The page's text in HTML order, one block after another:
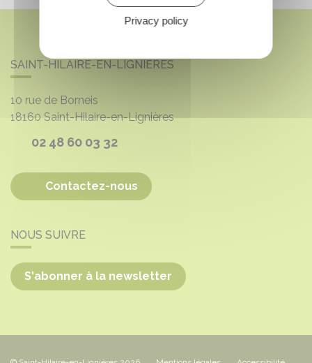
SAINT-HILAIRE-EN-LIGNIÈRES
10 rue de Borneis
18160 Saint-Hilaire-en-Lignières
02 48 60 03 32
Contactez-nous
NOUS SUIVRE
S'abonner à la newsletter
Privacy policy